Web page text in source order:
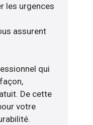
les urgences
assurent
qui
De cette
votre